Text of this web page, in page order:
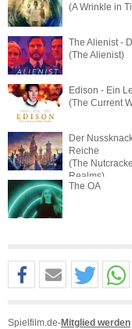
(A Wrinkle in
The Alienist -
(The Alienist)
Edison - Ein
(The Current
Der
Reiche
(The
Realms)
The OA
Spielfilm.de-Mitglied werden